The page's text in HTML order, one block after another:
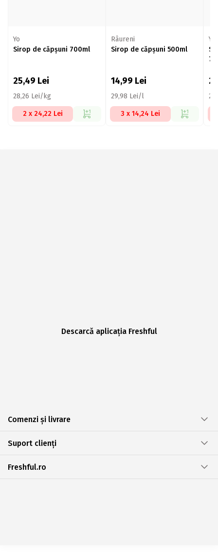
Yo
Sirop de căpșuni 700ml
25,49 Lei
28,26 Lei/kg
2 x 24,22 Lei
Râureni
Sirop de căpșuni 500ml
14,99 Lei
29,98 Lei/l
3 x 14,24 Lei
Yo
Descarcă aplicația Freshful
Comenzi și livrare
Suport clienți
Freshful.ro